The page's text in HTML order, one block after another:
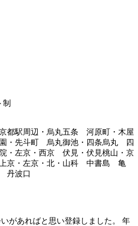
制
都駅周辺・烏丸五条 河原町・木屋
・先斗町 烏丸御池・四条烏丸 四
・左京・西京 伏見・伏見桃山・京
京・左京・北・山科 中書島 亀
丹波口
があればと思い登録しました。 年